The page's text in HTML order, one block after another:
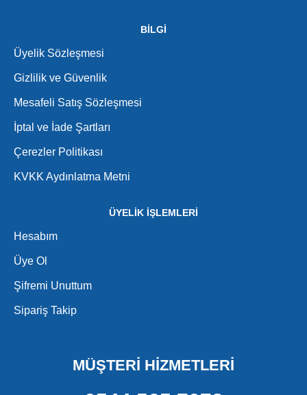
BİLGİ
Üyelik Sözleşmesi
Gizlilik ve Güvenlik
Mesafeli Satış Sözleşmesi
İptal ve İade Şartları
Çerezler Politikası
KVKK Aydınlatma Metni
ÜYELİK İŞLEMLERİ
Hesabım
Üye Ol
Şifremi Unuttum
Sipariş Takip
MÜŞTERİ HİZMETLERİ